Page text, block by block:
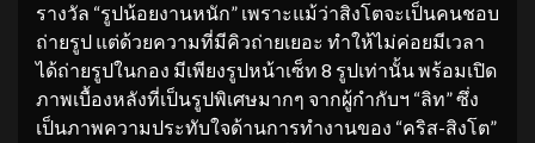
รางวัล “รูปน้อยงานหนัก” เพราะแม้ว่าสิงโตจะเป็นคนชอบ
ถ่ายรูป แต่ด้วยความที่มีคิวถ่ายเยอะ ทำให้ไม่ค่อยมีเวลา
ได้ถ่ายรูปในกอง มีเพียงรูปหน้าเซ็ท 8 รูปเท่านั้น พร้อมเปิด
ภาพเบื้องหลังที่เป็นรูปพิเศษมากๆ จากผู้กำกับฯ “ลิท” ซึ่ง
เป็นภาพความประทับใจด้านการทำงานของ “คริส-สิงโต”